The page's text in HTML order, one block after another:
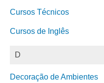
Cursos Técnicos
Cursos de Inglês
D
Decoração de Ambientes